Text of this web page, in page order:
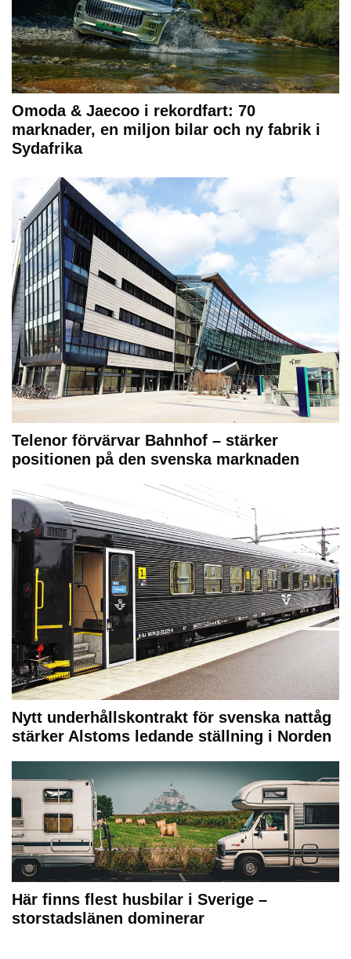
Omoda & Jaecoo i rekordfart: 70
marknader, en miljon bilar och ny fabrik i
Sydafrika
Telenor förvärvar Bahnhof – stärker
positionen på den svenska marknaden
Nytt underhållskontrakt för svenska nattåg
stärker Alstoms ledande ställning i Norden
Här finns flest husbilar i Sverige –
storstadslänen dominerar